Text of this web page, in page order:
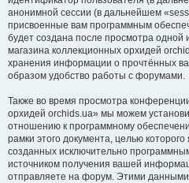
анонимной сессии (в дальнейшем
присвоенные вам программным
будет создана после просмотра
магазина коллекционных орхидей
хранения информации о прочтённых
образом удобство работы с форумами.
Также во время просмотра
орхидей orchids.ua» мы можем
отношению к программному
рамки этого документа, целью
созданных исключительно
источником получения вашей
отправляете на форум. Этими